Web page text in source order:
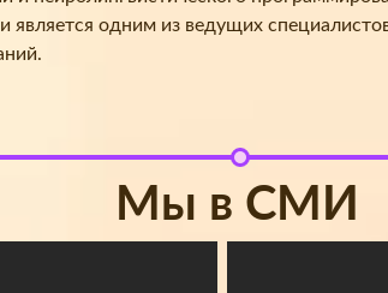
является одним из ведущих
Мы в СМИ